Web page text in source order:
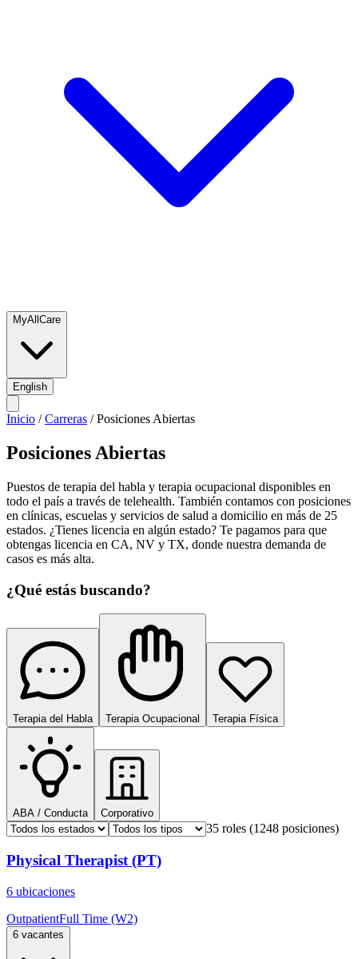
MyAllCare
English
Inicio /Carreras /Posiciones Abiertas
Posiciones Abiertas
Puestos de terapia del habla y terapia ocupacional disponibles en
todo el país a través de telehealth. También contamos con posiciones
en clínicas, escuelas y servicios de salud a domicilio en más de 25
estados. ¿Tienes licencia en algún estado? Te pagamos para que
obtengas licencia en CA, NV y TX, donde nuestra demanda de
casos es más alta.
¿Qué estás buscando?
Terapia del Habla Terapia Ocupacional Terapia Física
ABA / Conducta Corporativo
35 roles (1248 posiciones)
Physical Therapist (PT)
6 ubicaciones
OutpatientFull Time (W2)
6 vacantes